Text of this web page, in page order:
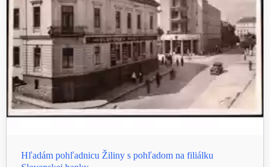
Hľadám pohľadnicu Žiliny s pohľadom na filiálku